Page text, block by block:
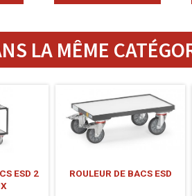
LA MÊME
ESD 2
ROULEUR DE BACS ESD